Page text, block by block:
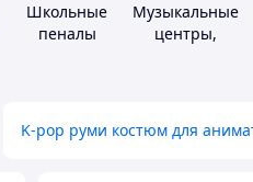
Школьные
пеналы
Музыкальные
центры,
K-pop руми костюм для